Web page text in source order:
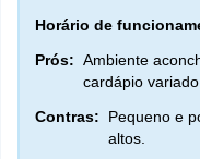
Horário de
Prós: Ambiente
cardápio variado.
Contras:
Pequeno e
altos.